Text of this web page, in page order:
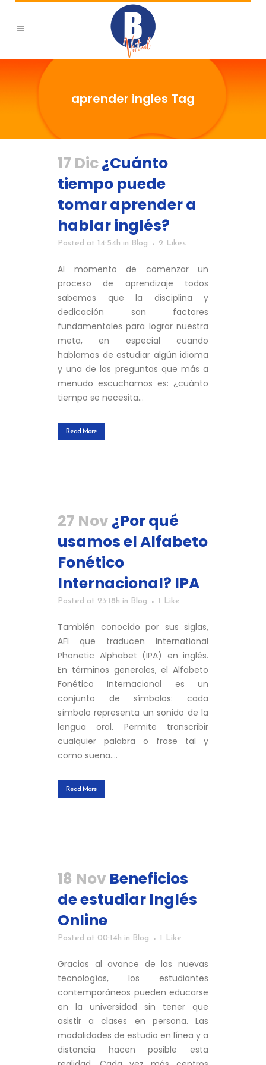
aprender ingles Tag
17 Dic¿Cuánto
tiempo puede
tomar aprender a
hablar inglés?
Posted at 14:54h in Blog 2 Likes
Al momento de comenzar un
proceso de aprendizaje todos
sabemos que la disciplina y
dedicación son factores
fundamentales para lograr nuestra
meta, en especial cuando
hablamos de estudiar algún idioma
y una de las preguntas que más a
menudo escuchamos es: ¿cuánto
tiempo se necesita...
Read More
27 Nov ¿Por qué
usamos el Alfabeto
Fonético
Internacional? IPA
Posted at 23:18h in Blog 1 Like
También conocido por sus siglas,
AFI que traducen International
Phonetic Alphabet (IPA) en inglés.
En términos generales, el Alfabeto
Fonético Internacional es un
conjunto de símbolos: cada
símbolo representa un sonido de la
lengua oral. Permite transcribir
cualquier palabra o frase tal y
como suena....
Read More
18 Nov Beneficios
de estudiar Inglés
Online
Posted at 00:14h in Blog 1 Like
Gracias al avance de las nuevas
tecnologías, los estudiantes
contemporáneos pueden educarse
en la universidad sin tener que
asistir a clases en persona. Las
modalidades de estudio en línea y a
distancia hacen posible esta